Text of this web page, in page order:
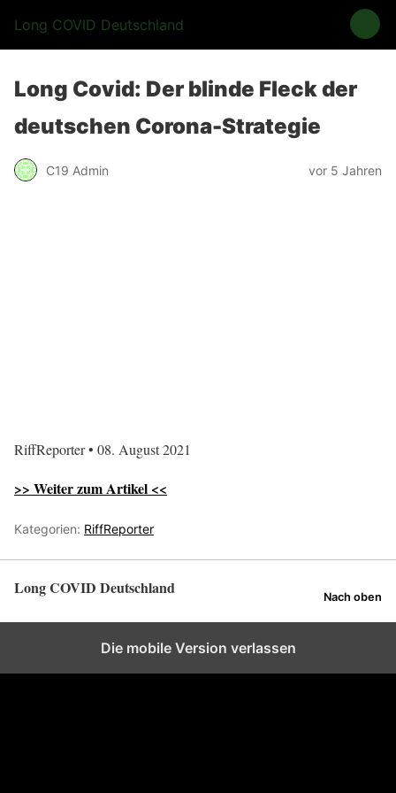
Long COVID Deutschland
Long Covid: Der blinde Fleck der
deutschen Corona-Strategie
C19 Admin vor 5 Jahren
RiffReporter • 08. August 2021
>> Weiter zum Artikel <<
Kategorien: RiffReporter
Long COVID Deutschland Nach oben
Die mobile Version verlassen